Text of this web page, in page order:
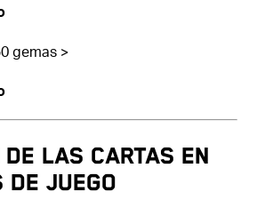
gemas >
DE LAS CARTAS EN
DE JUEGO